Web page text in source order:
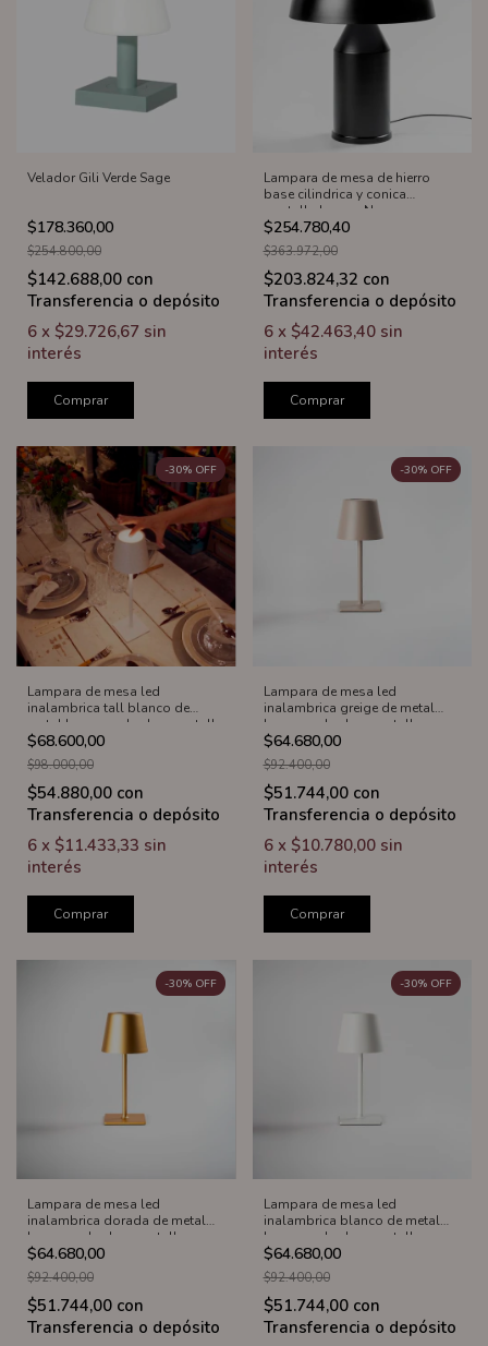
Velador Gili Verde Sage
$178.360,00
$254.800,00
$142.688,00 con
Transferencia o depósito
6 x $29.726,67 sin
interés
Comprar
Lampara de mesa de hierro
base cilindrica y conica
pantalla hongo Negro
$254.780,40
$363.972,00
$203.824,32 con
Transferencia o depósito
6 x $42.463,40 sin
interés
Comprar
Lampara de mesa led
inalambrica tall blanco de
metal base cuadrada y pantalla
conica
$68.600,00
-30% OFF
$98.000,00
$54.880,00 con
Transferencia o depósito
6 x $11.433,33 sin
interés
Comprar
Lampara de mesa led
inalambrica greige de metal
base cuadrada y pantalla
conica
$64.680,00
-30% OFF
$92.400,00
$51.744,00 con
Transferencia o depósito
6 x $10.780,00 sin
interés
Comprar
Lampara de mesa led
inalambrica dorada de metal
base cuadrada y pantalla
conica
$64.680,00
-30% OFF
$92.400,00
$51.744,00 con
Transferencia o depósito
Lampara de mesa led
inalambrica blanco de metal
base cuadrada y pantalla
conica
$64.680,00
-30% OFF
$92.400,00
$51.744,00 con
Transferencia o depósito